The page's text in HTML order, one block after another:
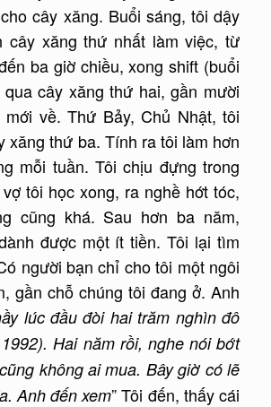
cây xăng. Buổi sáng, tôi dậy
cây xăng thứ nhất làm việc, từ
ba giờ chiều, xong shift (buổi
cây xăng thứ hai, gần mười
mới về. Thứ Bảy, Chủ Nhật, tôi
xăng thứ ba. Tính ra tôi làm hơn
mỗi tuần. Tôi chịu đựng trong
tôi học xong, ra nghề hớt tóc,
cũng khá. Sau hơn ba năm,
được một ít tiền. Tôi lại tìm
người bạn chỉ cho tôi một ngôi
gần chỗ chúng tôi đang ở. Anh
lúc đầu đòi hai trăm nghìn đô
Hai năm rồi, nghe nói bớt
không ai mua. Bây giờ có lẽ
Anh đến xem” Tôi đến, thấy cái